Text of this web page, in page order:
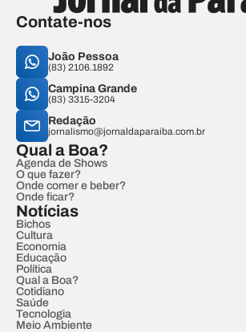
Contate-nos
João Pessoa
(83) 2106.1892
Campina Grande
(83) 3315-3204
Redação
jornalismo@jornaldaparaiba.com.br
Qual a Boa?
Agenda de Shows
O que fazer?
Onde comer e beber?
Onde ficar?
Notícias
Bichos
Cultura
Economia
Educação
Política
Qual a Boa?
Cotidiano
Saúde
Tecnologia
Meio Ambiente